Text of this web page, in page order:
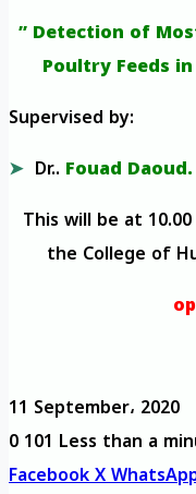
” Detection of
Poultry Feeds
Supervised by:
Dr.. Fouad Daoud.
This will be at
the College of
11 September، 2020
0101 Less than a
FacebookX